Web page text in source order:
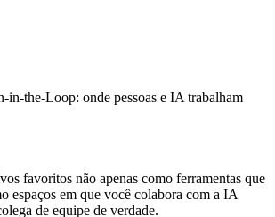
in-the-Loop: onde pessoas e IA trabalham
favoritos não apenas como ferramentas que
espaços em que você colabora com a IA
de equipe de verdade.